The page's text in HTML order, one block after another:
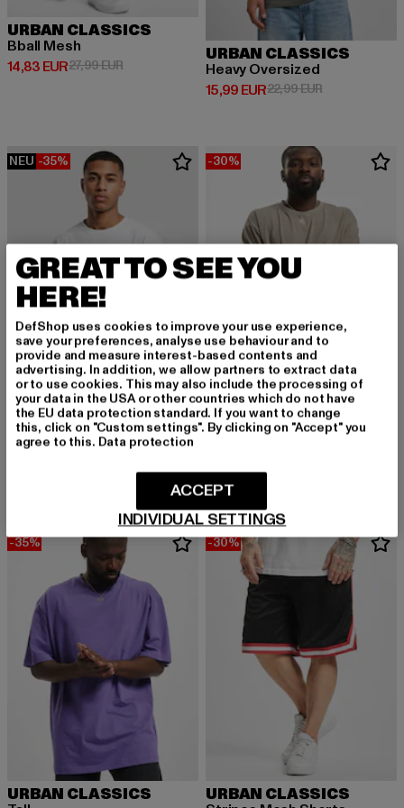
URBAN CLASSICS
Bball Mesh
14,83 EUR
Derzeitiger Preis: 14,83 EUR
27,99 EURAktionspreis: 27,99 EUR
URBAN CLASSICS
Heavy Oversized
15,99 EUR
Derzeitiger Preis: 15,99 EUR
22,99 EURAktionspreis:
NEU -35%
URBAN CLASSICS
Tall
Derzeitiger Preis: 12,99 EURAktionspreis: 19,99 EUR
-30%
URBAN CLASSICS
Heavy Oversized
-35%
URBAN CLASSICS
-30%
URBAN CLASSICS
GREAT TO SEE YOU
HERE!
DefShop uses cookies to improve your use experience,
save your preferences, analyse use behaviour and to
provide and measure interest-based contents and
advertising. In addition, we allow partners to extract data
or to use cookies. This may also include the processing of
your data in the USA or other countries which do not have
the EU data protection standard. If you want to change
this, click on "Custom settings". By clicking on "Accept" you
agree to this. Data protection
INDIVIDUAL SETTINGS
ACCEPT